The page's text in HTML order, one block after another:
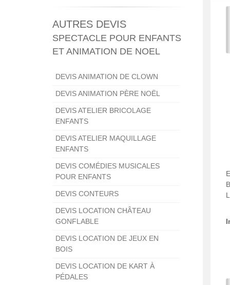
AUTRES DEVIS
SPECTACLE POUR ENFANTS
ET ANIMATION DE NOEL
DEVIS ANIMATION DE CLOWN
DEVIS ANIMATION PÈRE NOËL
DEVIS ATELIER BRICOLAGE
ENFANTS
DEVIS ATELIER MAQUILLAGE
ENFANTS
DEVIS COMÉDIES MUSICALES
POUR ENFANTS
DEVIS CONTEURS
DEVIS LOCATION CHÂTEAU
GONFLABLE
DEVIS LOCATION DE JEUX EN
BOIS
DEVIS LOCATION DE KART À
PÉDALES